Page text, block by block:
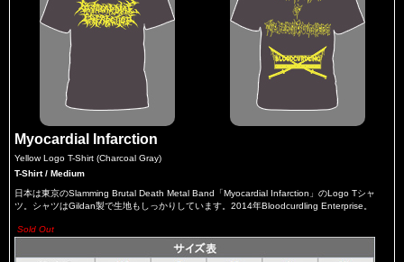
Myocardial Infarction
Yellow Logo T-Shirt (Charcoal Gray)
T-Shirt / Medium
日本は東京のSlamming Brutal Death Metal Band「Myocardial Infarction」のLogo Tシャ
ツ。シャツはGildan製で生地もしっかりしています。2014年Bloodcurdling Enterprise。
Sold Out